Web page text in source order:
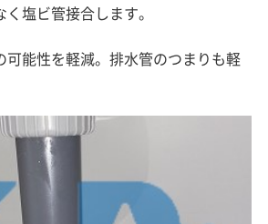
塩ビ管接合します。
能性を軽減。排水管のつまりも軽